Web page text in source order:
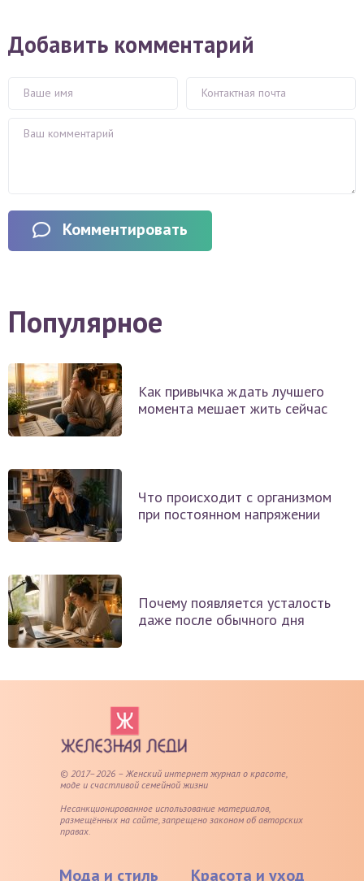
Добавить комментарий
Комментировать
Популярное
Как привычка ждать лучшего
момента мешает жить сейчас
Что происходит с организмом
при постоянном напряжении
Почему появляется усталость
даже после обычного дня
© 2017–2026 – Женский интернет журнал о красоте,
моде и счастливой семейной жизни
Несанкционированное использование материалов,
размещённых на сайте, запрещено законом об авторских
правах.
Мода и стиль Красота и уход